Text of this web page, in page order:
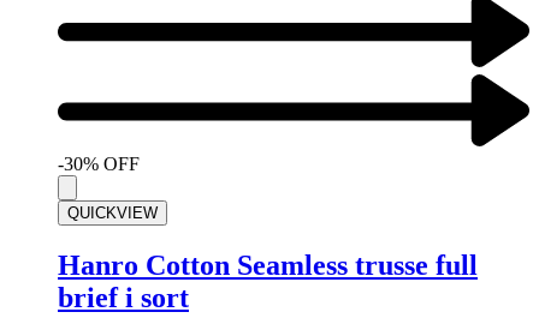
-30% OFF
QUICKVIEW
Hanro Cotton Seamless trusse full
brief i sort